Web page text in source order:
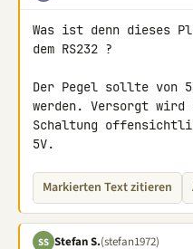
Was ist denn dieses
dem RS232 ?
Der Pegel sollte von
werden. Versorgt wird
Schaltung
5V.
Markierten Text zitieren
SS Stefan S.(stefan1972)